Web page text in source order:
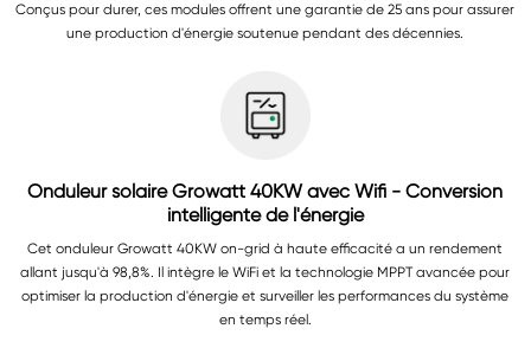
Conçus pour durer, ces modules offrent une garantie de 25 ans pour assurer
une production d'énergie soutenue pendant des décennies.
Onduleur solaire Growatt 40KW avec Wifi - Conversion
intelligente de l'énergie
Cet onduleur Growatt 40KW on-grid à haute efficacité a un rendement
allant jusqu'à 98,8%. Il intègre le WiFi et la technologie MPPT avancée pour
optimiser la production d'énergie et surveiller les performances du système
en temps réel.